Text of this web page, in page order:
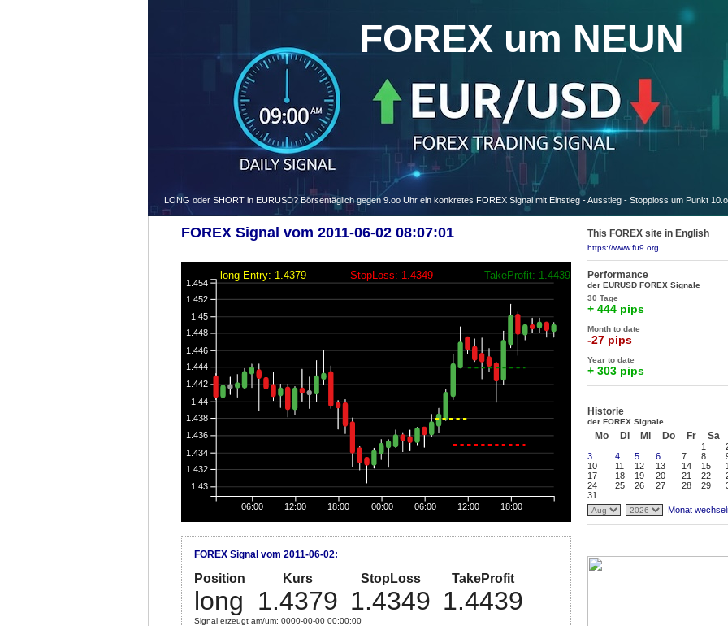
FOREX um NEUN
LONG oder SHORT in EURUSD? Börsentäglich gegen 9.oo Uhr ein konkretes FOREX Signal mit Einstieg - Ausstieg - Stopploss um Punkt
FOREX Signal vom 2011-06-02 08:07:01
06:00 12:00 18:00 00:00 06:00 12:00 18:00
1.43
1.432
1.434
1.436
1.438
1.44
1.442
1.444
1.446
1.448
1.45
1.452
1.454
long Entry: 1.4379 StopLoss: 1.4349 TakeProfit: 1.4439
FOREX Signal vom 2011-06-02:
Position Kurs StopLoss TakeProfit
long 1.4379 1.4349 1.4439
Signal erzeugt am/um: 0000-00-00 00:00:00
This FOREX site in English
https://www.fu9.org
Performance
der EURUSD FOREX Signale
30 Tage
+ 444 pips
Month to date
-27 pips
Year to date
+ 303 pips
Historie
der FOREX Signale
Mo Di Mi Do Fr Sa
1
3
4 5 6 7 8
10
11 12 13 14 15
17
18 19 20 21 22
24
25 26 27 28 29
31
Monat